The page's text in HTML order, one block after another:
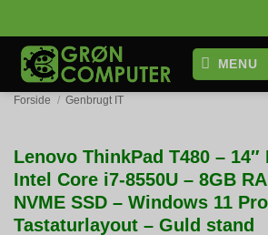
til
indhold
MENU
Forside / Genbrugt IT
Lenovo ThinkPad T480 – 14″
Intel Core i7-8550U – 8GB
NVME SSD – Windows 11
Tastaturlayout – Guld stand